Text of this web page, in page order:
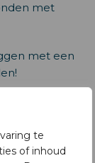
te
of inhoud
met
met een